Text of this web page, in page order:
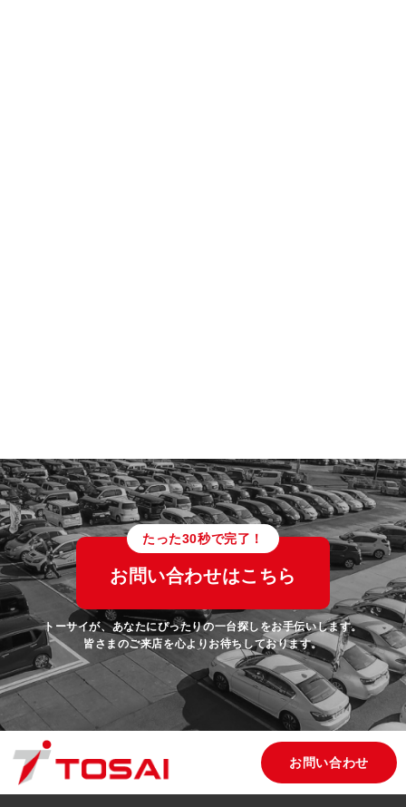
たった30秒で完了！
お問い合わせはこちら
トーサイが、あなたにぴったりの一台探しをお手伝いします。
皆さまのご来店を心よりお待ちしております。
お問い合わせ